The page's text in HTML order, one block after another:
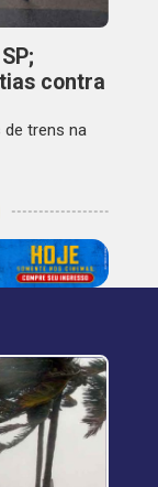
contra
de trens na